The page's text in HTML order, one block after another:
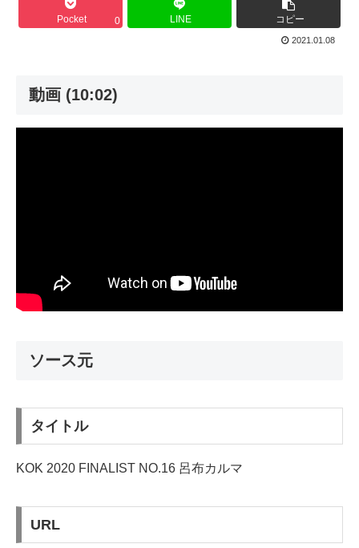
Pocket 0 LINE コピー
2021.01.08
動画 (10:02)
ソース元
タイトル
KOK 2020 FINALIST NO.16 呂布カルマ
URL